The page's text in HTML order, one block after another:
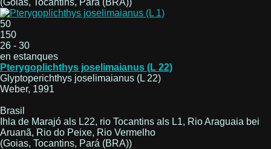
(Goias, Tocantins, Pará (BRA))
50
150
26 - 30
en estanques
Pterygoplichthys joselimaianus (L 22)
Glyptoperichthys joselimaianus (L 22)
Weber, 1991
Brasil
Ihla de Marajó als L22, rio Tocantins als L1, Rio Araguaia bei
Aruanã, Rio do Peixe, Rio Vermelho
(Goias, Tocantins, Pará (BRA))